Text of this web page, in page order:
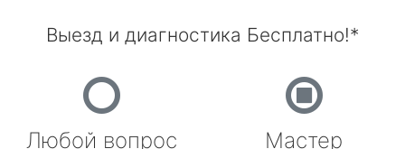
Выезд и диагностика Бесплатно!*
Любой вопрос
Мастер